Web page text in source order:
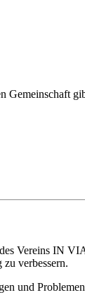
Vereins IN
verbessern.
und